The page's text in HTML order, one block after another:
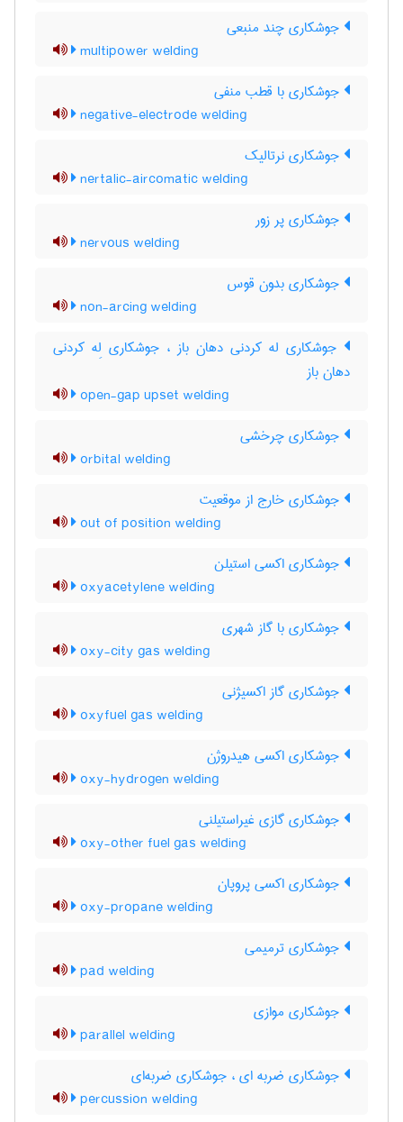
جوشکاری چند منبعی
multipower welding
جوشکاری با قطب منفی
negative-electrode welding
جوشکاری نرتالیک
nertalic-aircomatic welding
جوشکاری پر زور
nervous welding
جوشکاری بدون قوس
non-arcing welding
جوشکاری له کردنی دهان باز ، جوشکاری لِه کردنی
دهان باز
open-gap upset welding
جوشکاری چرخشی
orbital welding
جوشکاری خارج از موقعیت
out of position welding
جوشکاری اکسی استیلن
oxyacetylene welding
جوشکاری با گاز شهری
oxy-city gas welding
جوشکاری گاز اکسیژنی
oxyfuel gas welding
جوشکاری اکسی هیدروژن
oxy-hydrogen welding
جوشکاری گازی غیراستیلنی
oxy-other fuel gas welding
جوشکاری اکسی پروپان
oxy-propane welding
جوشکاری ترمیمی
pad welding
جوشکاری موازی
parallel welding
جوشکاری ضربه ای ، جوشکاری ضربه‌ای
percussion welding